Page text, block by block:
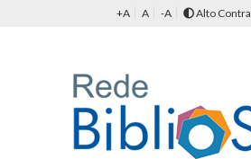
+A A -A Alto